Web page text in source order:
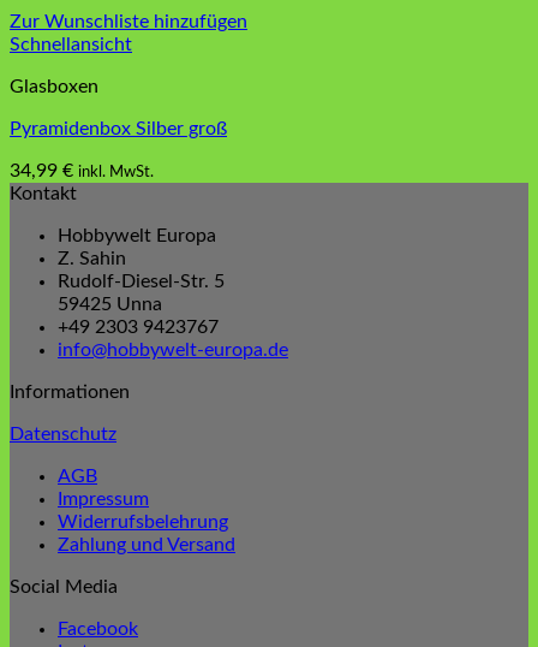
Zur Wunschliste hinzufügen
Schnellansicht
Glasboxen
Pyramidenbox Silber groß
34,99 € inkl. MwSt.
Kontakt
Hobbywelt Europa
Z. Sahin
Rudolf-Diesel-Str. 5
59425 Unna
+49 2303 9423767
info@hobbywelt-europa.de
Informationen
Datenschutz
AGB
Impressum
Widerrufsbelehrung
Zahlung und Versand
Social Media
Facebook